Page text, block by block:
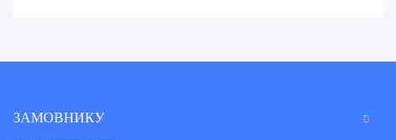
ЗАМОВНИКУ